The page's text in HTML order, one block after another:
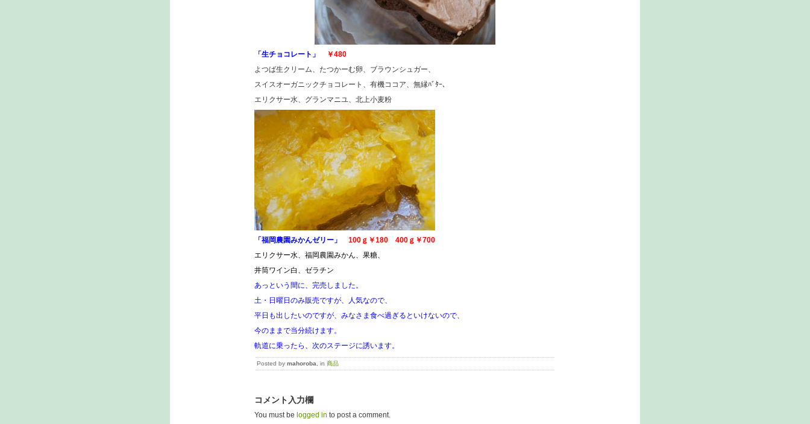
「生チョコレート」
￥480
よつば生クリーム、たつかーむ卵、ブラウンシュガー、
スイスオーガニックチョコレート、有機ココア、無縁ﾊﾞﾀｰ、
エリクサー水、グランマニユ、北上小麦粉
「福岡農園みかんゼリー」 100ｇ￥180 400ｇ￥700
エリクサー水、福岡農園みかん、果糖、
井筒ワイン白、ゼラチン
あっという間に、完売しました。
土・日曜日のみ販売ですが、人気なので、
平日も出したいのですが、みなさま食べ過ぎるといけないので、
今のままで当分続けます。
軌道に乗ったら、次のステージに誘います。
Posted by mahoroba , in 商品
コメント入力欄
You must be logged in to post a comment.